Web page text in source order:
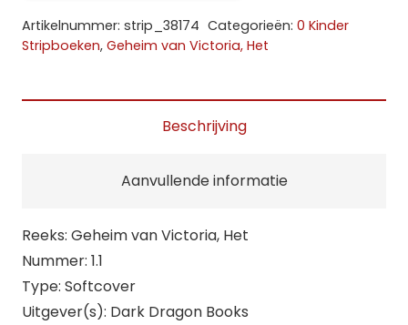
Victoria,
Artikelnummer: strip_38174 Categorieën: 0 Kinder
Stripboeken, Geheim van Victoria, Het
Beschrijving
Aanvullende informatie
Reeks: Geheim van Victoria, Het
Nummer: 1.1
Type: Softcover
Uitgever(s): Dark Dragon Books